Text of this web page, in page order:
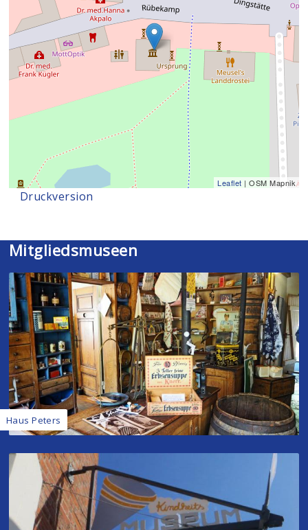
Leaflet | OSM Mapnik
Druckversion
Mitgliedsmuseen
Haus Peters